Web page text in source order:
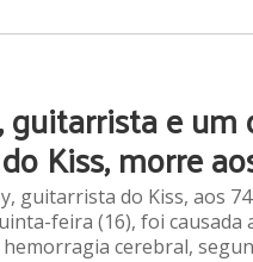
guitarrista e um
Kiss, morre
guitarrista do Kiss, aos
feira (16), foi causada
cerebral,